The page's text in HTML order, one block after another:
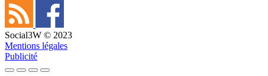
Social3W © 2023
Mentions légales
Publicité